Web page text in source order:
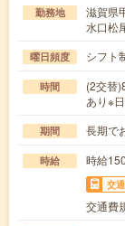
勤務地
滋賀県
水口松
曜日頻度 シフト
時間
(2交替
あり※
期間 長期で
時給 時給
交
交通費